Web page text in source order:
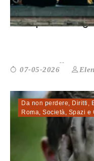
Dare potere ai
07-05-2026
Da non perdere, Diritti ,
Roma, Società, Spazi e